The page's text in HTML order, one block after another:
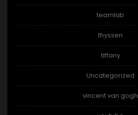
teamlab
thyssen
tiffany
Uncategorized
vincent van gogh